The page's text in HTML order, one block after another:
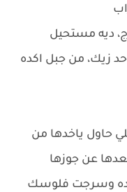
ديه مستحيل
زيك، من جبل اكده
حاول ياخدها من
عن جوزها
وسرجت فلوسك